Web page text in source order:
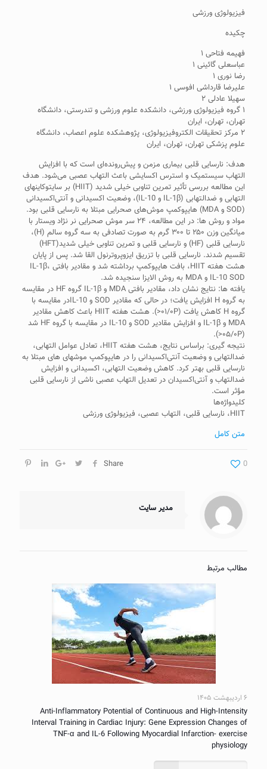
فیزیولوژی ورزشی
چکیده
فهیمه فتاحی ۱
عباسعلی گائینی ۱
رضا نوری ۱
علیرضا قارداشی افوسی ۱
سهیلا عادلی ۲
۱ گروه فیزیولوژی ورزشی، دانشکده علوم ورزشی و تندرستی، دانشگاه
تهران، تهران، ایران
۲ مرکز تحقیقات الکتروفیزیولوژی، پژوهشکده علوم اعصاب، دانشگاه
علوم پزشکی تهران، تهران، ایران
هدف: نارسایی قلبی بیماری مزمن و پیش‌رونده‌ای است که با افزایش
التهاب سیستمیک و استرس اکسایشی باعث التهاب عصبی می‌شود. هدف
این مطالعه بررسی تأثیر تمرین تناوبی خیلی شدید (HIIT) بر سایتوکاین­های
التهابی و ضدالتهابی (IL-1β و IL-10)، وضعیت اکسیدانی و آنتی‌اکسیدانی
(SOD و MDA) هایپوکمپ موش‌های صحرایی مبتلا به نارسایی قلبی بود.
مواد و روش ها: در این مطالعه، ۲۴ سر موش صحرایی نر نژاد ویستار با
میانگین وزن ۲۵۰ تا ۳۰۰ گرم به صورت تصادفی به سه گروه سالم (H)،
نارسایی قلبی (HF) و نارسایی قلبی و تمرین تناوبی خیلی شدید(HFT)
تقسیم شدند. نارسایی قلبی با تزریق ایزوپروترنول القا شد. پس از پایان
هشت هفته HIIT، بافت هایپوکمپ برداشته شد و مقادیر بافتی IL-1β،
IL-10 SOD و MDA به روش الایزا سنجیده شد.
یافته ها: نتایج نشان داد، مقادیر بافتی MDA و IL-1β گروه HF در مقایسه
به گروه H افزایش یافت؛ در حالی که مقادیر SOD و IL-10در مقایسه با
گروه H کاهش یافت (۰۱/۰P<). هشت هفته HIIT باعث کاهش مقادیر
MDA و IL-1β و افزایش مقادیر SOD و IL-10 در مقایسه با گروه HF شد
(۰۵/۰P<).
نتیجه گیری: براساس نتایج، هشت هفته HIIT، تعادل عوامل التهابی،
ضدالتهابی و وضعیت آنتی‌اکسیدانی را در هایپوکمپ موش­های های مبتلا به
نارسایی قلبی بهتر کرد. کاهش وضعیت التهابی، اکسیدانی و افزایش
ضدالتهاب و آنتی‌اکسیدان در تعدیل التهاب عصبی ناشی از نارسایی قلبی
مؤثر است.
کلیدواژه‌ها
HIIT، نارسایی قلبی، التهاب عصبی، فیزیولوژی ورزشی
متن کامل
Share 0
مدیر سایت
مطالب مرتبط
۶ اردیبهشت ۱۴۰۵
Anti-Inflammatory Potential of Continuous and High-Intensity
Interval Training in Cardiac Injury: Gene Expression Changes of
TNF-α and IL-6 Following Myocardial Infarction- exercise
physiology